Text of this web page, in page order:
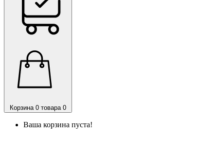
Корзина 0 товара 0
Ваша корзина пуста!